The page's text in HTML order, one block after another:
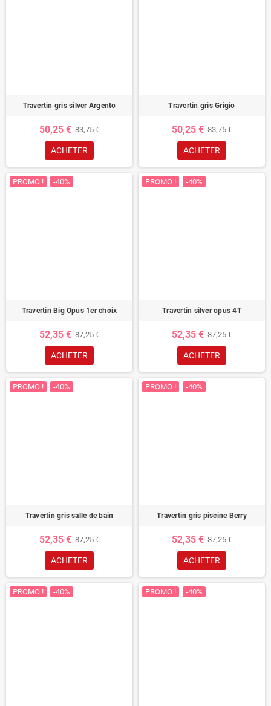
Travertin gris silver Argento
50,25 € 83,75 €
ACHETER
Travertin gris Grigio
50,25 € 83,75 €
ACHETER
PROMO ! -40%
Travertin Big Opus 1er choix
52,35 € 87,25 €
ACHETER
PROMO ! -40%
Travertin silver opus 4T
52,35 € 87,25 €
ACHETER
PROMO ! -40%
Travertin gris salle de bain
52,35 € 87,25 €
ACHETER
PROMO ! -40%
Travertin gris piscine Berry
52,35 € 87,25 €
ACHETER
PROMO ! -40% PROMO ! -40%